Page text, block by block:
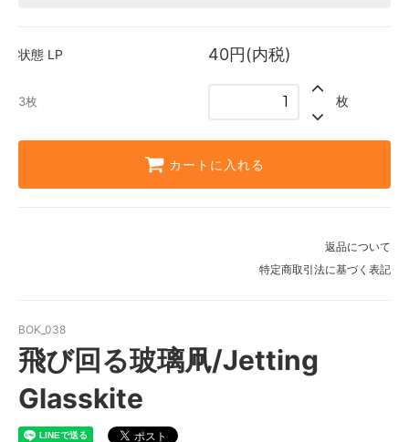
状態 LP 40円(内税)
3枚 枚
カートに入れる
返品について
特定商取引法に基づく表記
BOK_038
飛び回る玻璃凧/Jetting
Glasskite